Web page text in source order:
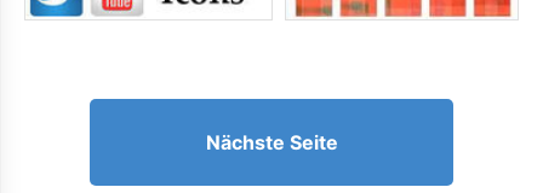
Nächste Seite